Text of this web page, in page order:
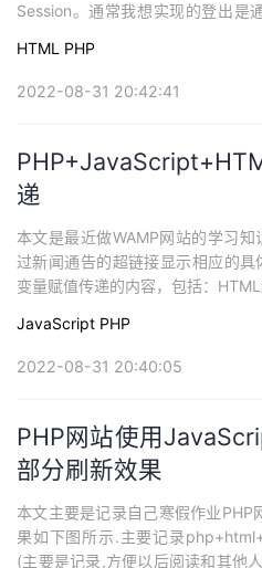
Session。通常我想实现的登出是
页的效果。
HTML PHP
2022-08-31 20:42:41
递
本文是最近做WAMP网站的学习
过新闻通告的超链接显示相应的
变量赋值传递的内容，包括：
数据库(重点)、PHP输出JavaScript
JavaScript PHP
2022-08-31 20:40:05
PHP网站使用
部分刷新效果
本文主要是记录自己寒假作业
果如下图所示.主要记录
(主要是记录,方便以后阅读和其他